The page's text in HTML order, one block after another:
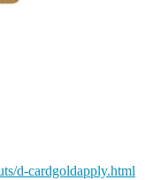
d-cardgoldapply.html